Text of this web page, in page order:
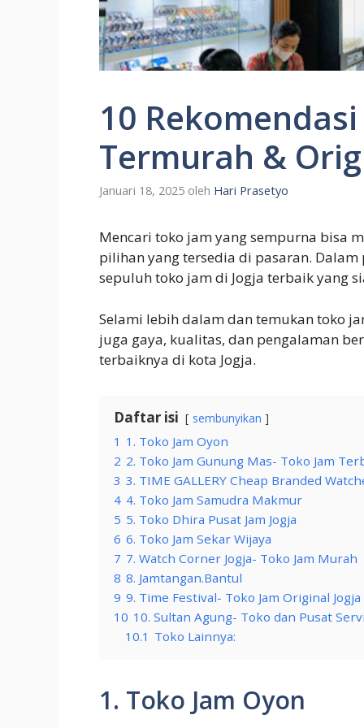
10
Termurah &
Januari 18, 2025 oleh Hari Prasetyo
Mencari toko jam yang sempurna bisa
pilihan yang tersedia di pasaran.
sepuluh toko jam di Jogja terbaik yang
Selami lebih dalam dan temukan toko
juga gaya, kualitas, dan pengalaman
terbaiknya di kota Jogja.
Daftar isi sembunyikan
1 1. Toko Jam Oyon
2 2. Toko Jam Gunung Mas- Toko Jam
3 3. TIME GALLERY Cheap Branded
4 4. Toko Jam Samudra Makmur
5 5. Toko Dhira Pusat Jam Jogja
6 6. Toko Jam Sekar Wijaya
7 7. Watch Corner Jogja- Toko Jam Murah
8 8. Jamtangan.Bantul
9 9. Time Festival- Toko Jam Original Jogja
10 10. Sultan Agung- Toko dan Pusat
10.1 Toko Lainnya:
1. Toko Jam Oyon